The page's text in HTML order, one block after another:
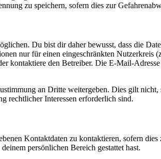
zu speichern, sofern dies zur
Du bist dir daher bewusst, dass die
nur für einen eingeschränkten
kontaktiere den Betreiber. Die E-Mail-
an Dritte weitergeben. Dies gilt
rechtlicher Interessen erforderlich sind.
Kontaktdaten zu kontaktieren, sofern
persönlichen Bereich gestattet hast.